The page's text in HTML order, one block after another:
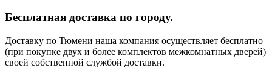
Бесплатная доставка по городу.
Доставку по Тюмени наша компания осуществляет бесплатно
(при покупке двух и более комплектов межкомнатных дверей)
своей собственной службой доставки.